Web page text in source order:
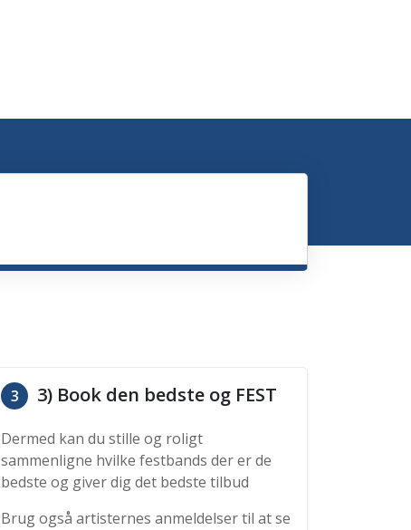
3 3) Book den bedste og FEST
Dermed kan du stille og roligt
sammenligne hvilke festbands der er de
bedste og giver dig det bedste tilbud
Brug også artisternes anmeldelser til at se